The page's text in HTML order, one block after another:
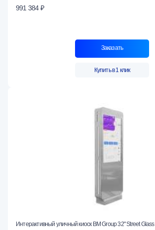
991 384 ₽
Заказать
Купить в 1 клик
Интерактивный уличный киоск BM Group 32" Street Glass